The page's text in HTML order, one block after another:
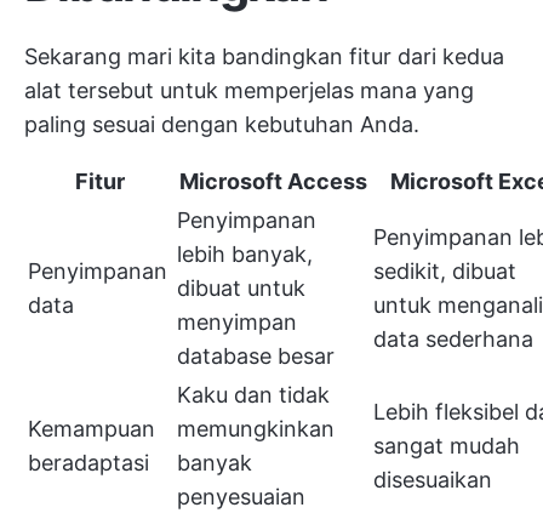
Sekarang mari kita bandingkan fitur dari kedua
alat tersebut untuk memperjelas mana yang
paling sesuai dengan kebutuhan Anda.
Fitur Microsoft Access Microsoft
Penyimpanan
data
Penyimpanan
lebih banyak,
dibuat untuk
menyimpan
database besar
Penyimpanan
sedikit, dibuat
untuk
data sederhana
Kemampuan
beradaptasi
Kaku dan tidak
memungkinkan
banyak
penyesuaian
Lebih fleksibel
sangat mudah
disesuaikan